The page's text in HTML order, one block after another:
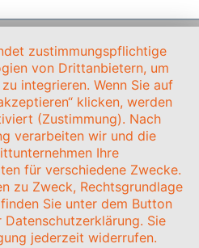
zustimmungspflichtige
von Drittanbietern, um
integrieren. Wenn Sie auf
klicken, werden
(Zustimmung). Nach
verarbeiten wir und die
Ihre
für verschiedene Zwecke.
zu Zweck, Rechtsgrundlage
Sie unter dem Button
Datenschutzerklärung. Sie
jederzeit widerrufen.